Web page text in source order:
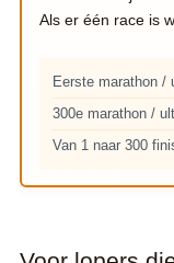
Als er één race is
Eerste marathon /
300e marathon /
Van 1 naar 300